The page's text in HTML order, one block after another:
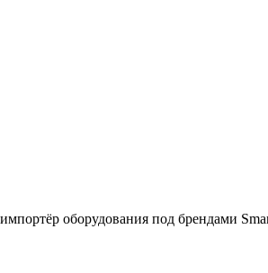
оборудования под брендами